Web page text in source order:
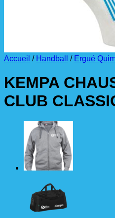
Accueil / Handball / Ergué
KEMPA
CLUB